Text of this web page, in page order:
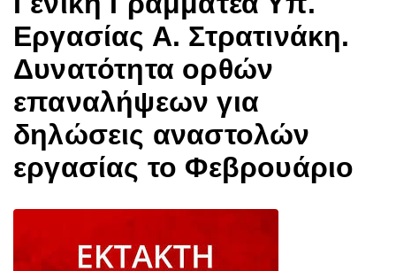
Εργασίας Α. Στρατινάκη.
Δυνατότητα ορθών
επαναλήψεων για
δηλώσεις αναστολών
εργασίας το Φεβρουάριο